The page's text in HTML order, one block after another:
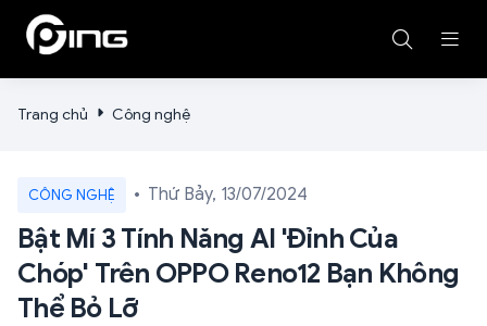
Trang chủ Công nghệ
CÔNG NGHỆ Thứ Bảy, 13/07/2024
Bật Mí 3 Tính Năng AI 'đỉnh Của
Chóp' Trên OPPO Reno12 Bạn Không
Thể Bỏ Lỡ